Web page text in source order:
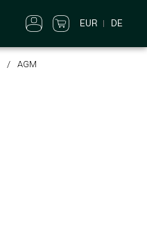
EUR DE
AGM